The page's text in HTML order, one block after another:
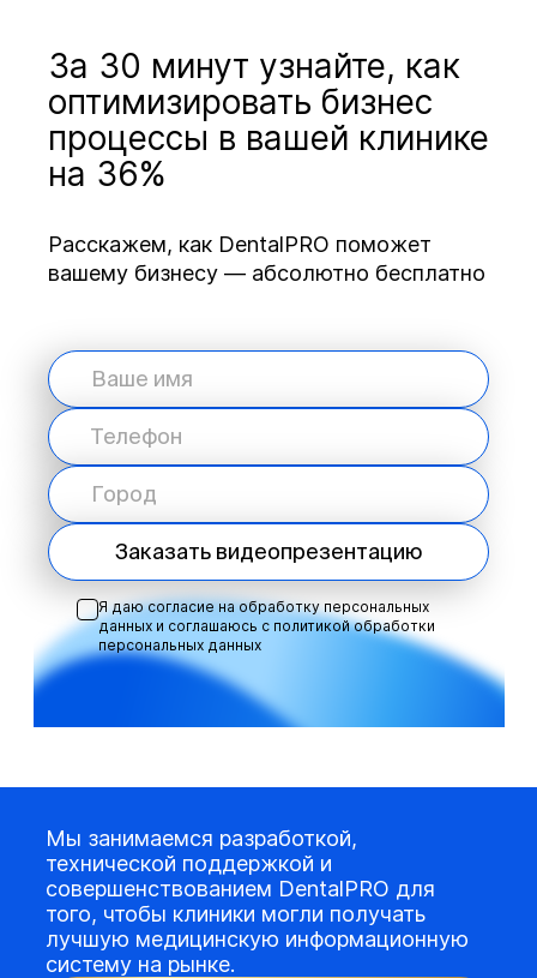
За 30 минут узнайте, как
оптимизировать бизнес
процессы в вашей клинике
на 36%
Расскажем, как DentalPRO поможет
вашему бизнесу — абсолютно бесплатно
Заказать видеопрезентацию
Я даю согласие на обработку персональных
данных и соглашаюсь с политикой обработки
персональных данных
Мы занимаемся разработкой,
технической поддержкой и
совершенствованием DentalPRO для
того, чтобы клиники могли получать
лучшую медицинскую информационную
систему на рынке.